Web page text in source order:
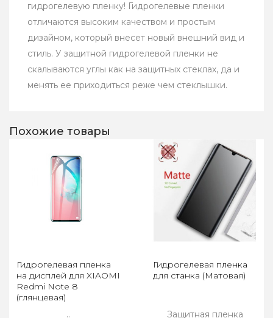
гидрогелевую пленку! Гидрогелевые пленки
отличаются высоким качеством и простым
дизайном, который внесет новый внешний вид и
стиль. У защитной гидрогелевой пленки не
скалываются углы как на защитных стеклах, да и
менять ее приходиться реже чем стеклышки.
Похожие товары
Гидрогелевая пленка
на дисплей для XIAOMI
Redmi Note 8
(глянцевая)
..
Гидрогелевая пленка
для станка (Матовая)
Защитная пленка